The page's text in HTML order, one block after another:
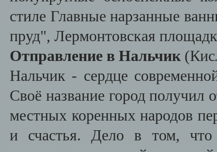
стиле Главные нарзанные
пруд", Лермонтовская
Отправление в Нальчик
Нальчик - сердце
Своё название город получил
местных коренных народов
и счастья. Дело в том, что